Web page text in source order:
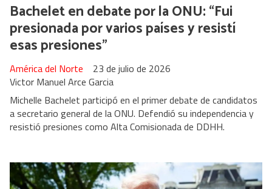
Bachelet en debate por la ONU: “Fui
presionada por varios países y resistí
esas presiones”
Victor Manuel Arce Garcia
América del Norte 23 de julio de 2026
Michelle Bachelet participó en el primer debate de candidatos
a secretario general de la ONU. Defendió su independencia y
resistió presiones como Alta Comisionada de DDHH.